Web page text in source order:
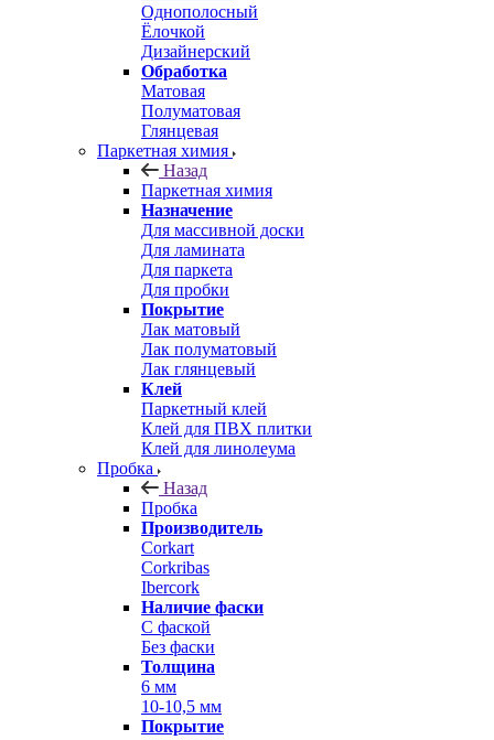
Однополосный
Ёлочкой
Дизайнерский
Обработка
Матовая
Полуматовая
Глянцевая
Паркетная химия
Назад
Паркетная химия
Назначение
Для массивной доски
Для ламината
Для паркета
Для пробки
Покрытие
Лак матовый
Лак полуматовый
Лак глянцевый
Клей
Паркетный клей
Клей для ПВХ плитки
Клей для линолеума
Пробка
Назад
Пробка
Производитель
Corkart
Corkribas
Ibercork
Наличие фаски
С фаской
Без фаски
Толщина
6 мм
10-10,5 мм
Покрытие